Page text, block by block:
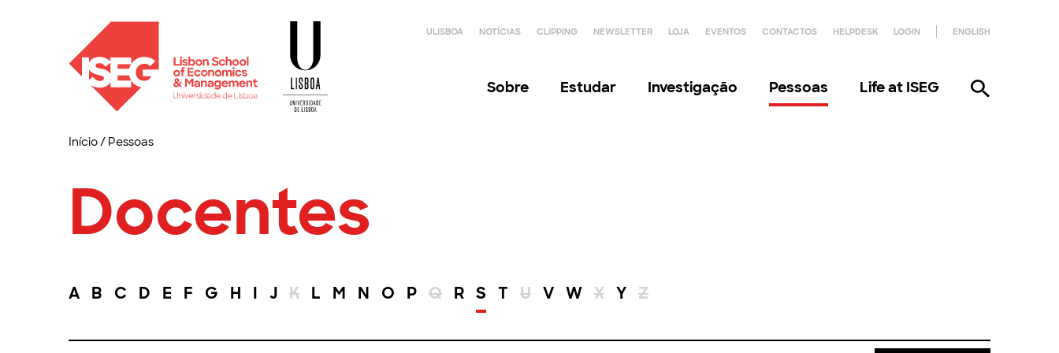
ULISBOA NOTÍCIAS CLIPPING NEWSLETTER LOJA EVENTOS CONTACTOS HELPDESK LOGIN ENGLISH
Sobre Estudar Investigação Pessoas Life at ISEG
Início/ Pessoas
Docentes
A B C D E F G H I J K L M N O P Q R S T U V W X Y Z